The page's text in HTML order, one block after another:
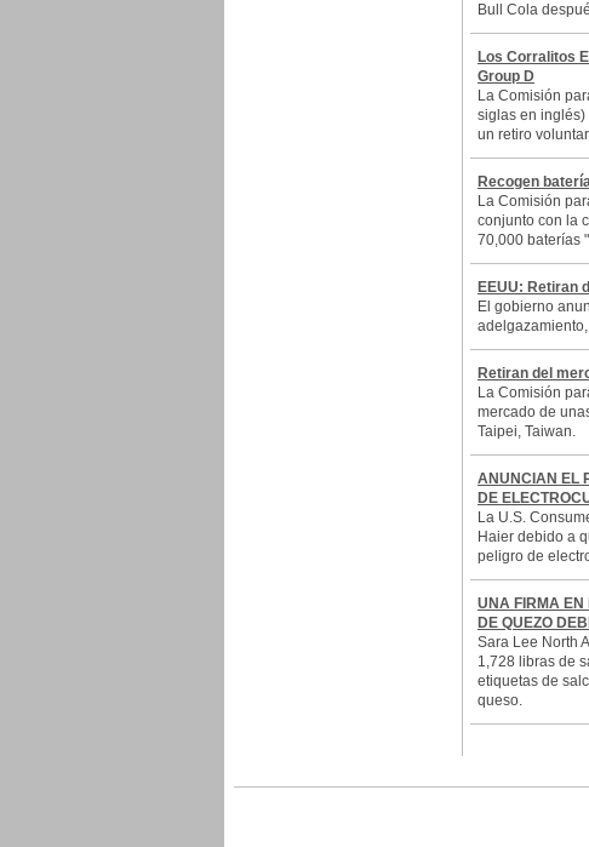
Bull Cola
Los Corralitos
Group D
La Comisión
siglas en
un retiro
Recogen
La Comisión
conjunto con la
70,000 baterías
EEUU: Retiran
El gobierno
Retiran del
La Comisión
mercado de
Taipei, Taiwan.
ANUNCIAN EL
DE
La U.S.
Haier debido a
peligro de
UNA FIRMA EN
DE QUEZO
Sara Lee North
1,728 libras de
etiquetas de
queso.